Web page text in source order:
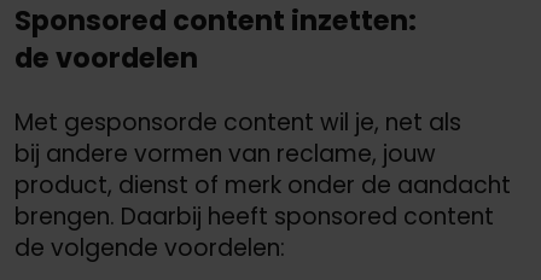
Sponsored content inzetten:
de voordelen
Met gesponsorde content wil je, net als
bij andere vormen van reclame, jouw
product, dienst of merk onder de aandacht
brengen. Daarbij heeft sponsored content
de volgende voordelen: